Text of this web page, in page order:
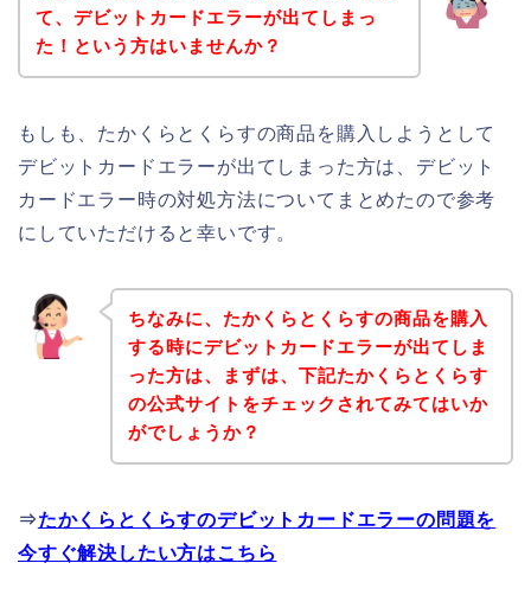
て、デビットカードエラーが出てしまっ
た！という方はいませんか？
もしも、たかくらとくらすの商品を購入しようとして
デビットカードエラーが出てしまった方は、デビット
カードエラー時の対処方法についてまとめたので参考
にしていただけると幸いです。
ちなみに、たかくらとくらすの商品を購入
する時にデビットカードエラーが出てしま
った方は、まずは、下記たかくらとくらす
の公式サイトをチェックされてみてはいか
がでしょうか？
⇒たかくらとくらすのデビットカードエラーの問題を
今すぐ解決したい方はこちら